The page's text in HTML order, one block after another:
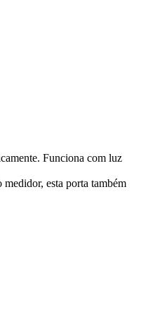
Funciona com luz
esta porta também